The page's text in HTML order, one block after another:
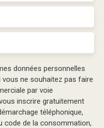
données personnelles
ne souhaitez pas faire
par voie
inscrire gratuitement
téléphonique,
code de la consommation,